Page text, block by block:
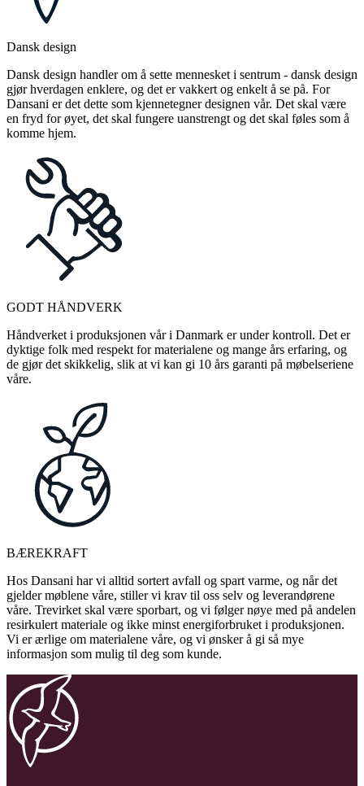
Dansk design
Dansk design handler om å sette mennesket i sentrum - dansk design
gjør hverdagen enklere, og det er vakkert og enkelt å se på. For
Dansani er det dette som kjennetegner designen vår. Det skal være
en fryd for øyet, det skal fungere uanstrengt og det skal føles som å
komme hjem.
GODT HÅNDVERK
Håndverket i produksjonen vår i Danmark er under kontroll. Det er
dyktige folk med respekt for materialene og mange års erfaring, og
de gjør det skikkelig, slik at vi kan gi 10 års garanti på møbelseriene
våre.
BÆREKRAFT
Hos Dansani har vi alltid sortert avfall og spart varme, og når det
gjelder møblene våre, stiller vi krav til oss selv og leverandørene
våre. Trevirket skal være sporbart, og vi følger nøye med på andelen
resirkulert materiale og ikke minst energiforbruket i produksjonen.
Vi er ærlige om materialene våre, og vi ønsker å gi så mye
informasjon som mulig til deg som kunde.